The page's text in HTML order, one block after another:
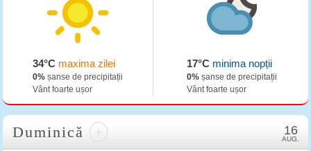
34°C maxima zilei
0% șanse de precipitații
Vânt foarte ușor
17°Cminima nopții
0%șanse de precipitații
Vânt foarte ușor
Duminică + 16
AUG.